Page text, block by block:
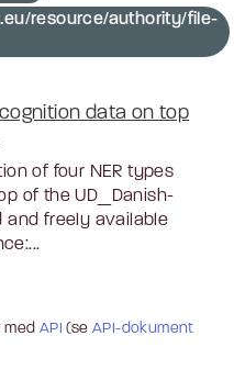
resource/authority/file-
data on top
of four NER types
of the UD_Danish-
and freely available
med API (seAPI-dokument